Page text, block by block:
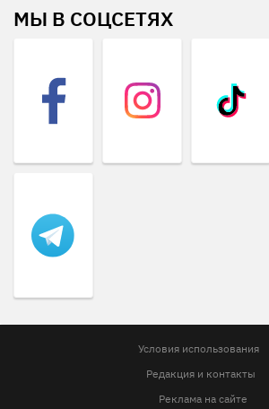
МЫ В СОЦСЕТЯХ
Условия использования
Редакция и контакты
Реклама на сайте